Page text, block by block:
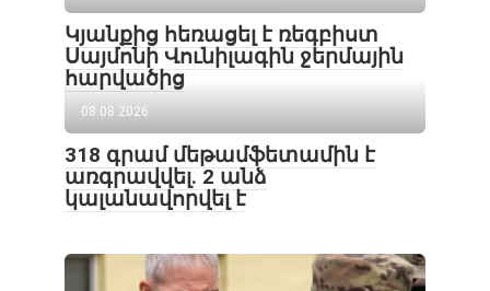
Կյանքից հեռացել է ռեգբիստ
Սայմոնի Վունիլագին ջերմային
հարվածից
08.08.2026
318 գրամ մեթամֆետամին է
առգրավվել․ 2 անձ
կալանավորվել է